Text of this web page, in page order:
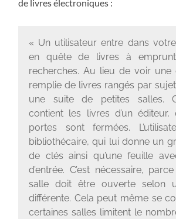
de livres électroniques :
« Un utilisateur entre dans
en quête de livres à
recherches. Au lieu de voir une
remplie de livres rangés par
une suite de petites salles.
contient les livres d’un
portes sont fermées.
bibliothécaire, qui lui donne un
de clés ainsi qu’une feuille
d’entrée. C’est nécessaire,
salle doit être ouverte selon
différente. Cela peut même se
certaines salles limitent le